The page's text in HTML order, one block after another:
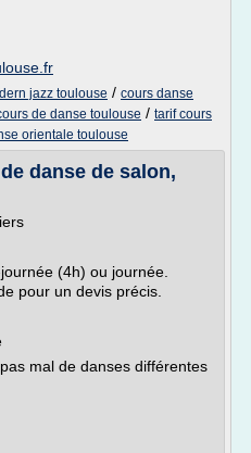
jazz toulouse / cours danse
de danse toulouse / tarif cours
orientale toulouse
danse de salon,
(4h) ou journée.
pour un devis précis.
mal de danses différentes